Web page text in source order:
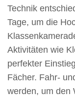
Technik
Tage, um die
Aktivitäten wie
perfekter
Fächer. Fahr-
werden, um den